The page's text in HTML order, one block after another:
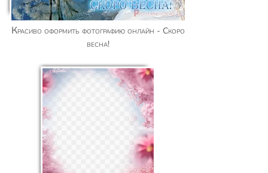
Красиво оформить фотографию онлайн - Скоро
весна!